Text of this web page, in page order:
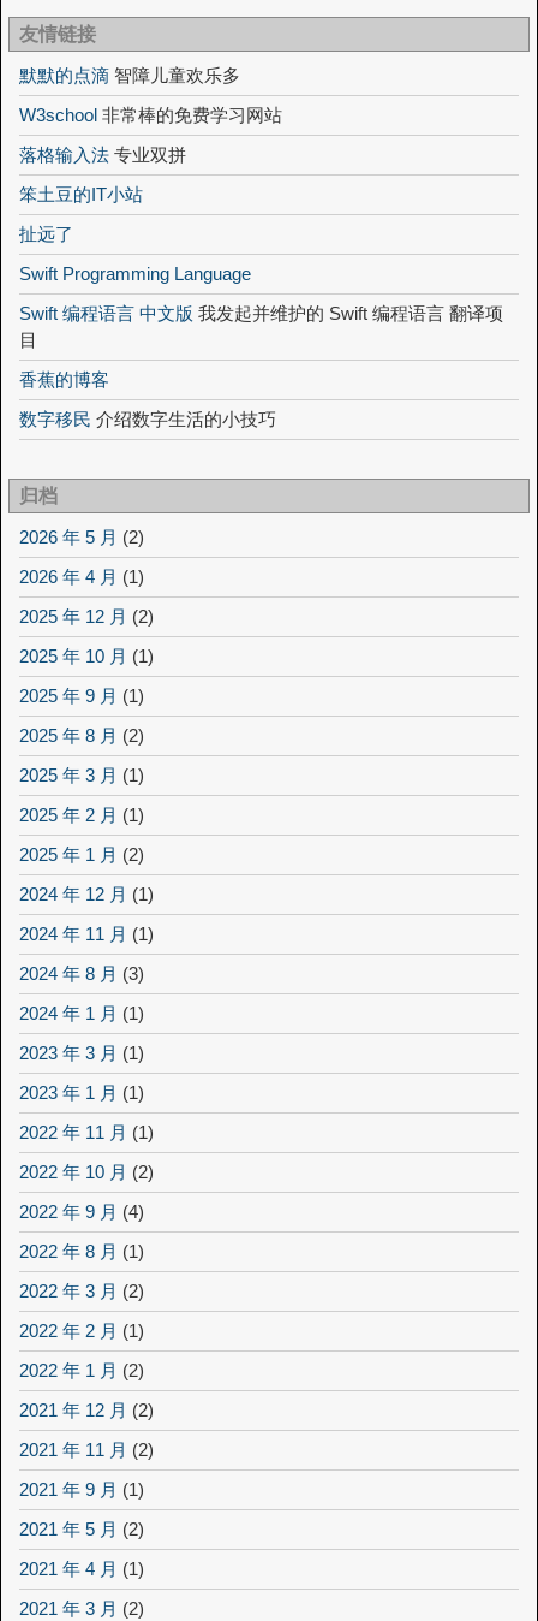
友情链接
默默的点滴 智障儿童欢乐多
W3school 非常棒的免费学习网站
落格输入法 专业双拼
笨土豆的IT小站
扯远了
Swift Programming Language
Swift 编程语言 中文版 我发起并维护的 Swift 编程语言 翻译项
目
香蕉的博客
数字移民 介绍数字生活的小技巧
归档
2026 年 5 月 (2)
2026 年 4 月 (1)
2025 年 12 月 (2)
2025 年 10 月 (1)
2025 年 9 月 (1)
2025 年 8 月 (2)
2025 年 3 月 (1)
2025 年 2 月 (1)
2025 年 1 月 (2)
2024 年 12 月 (1)
2024 年 11 月 (1)
2024 年 8 月 (3)
2024 年 1 月 (1)
2023 年 3 月 (1)
2023 年 1 月 (1)
2022 年 11 月 (1)
2022 年 10 月 (2)
2022 年 9 月 (4)
2022 年 8 月 (1)
2022 年 3 月 (2)
2022 年 2 月 (1)
2022 年 1 月 (2)
2021 年 12 月 (2)
2021 年 11 月 (2)
2021 年 9 月 (1)
2021 年 5 月 (2)
2021 年 4 月 (1)
2021 年 3 月 (2)